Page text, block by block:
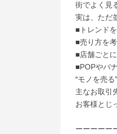
街でよく見
実は、ただ
■トレンド
■売り方を
■店舗ごと
■POPやバ
“モノを売る
主なお取引
お客様とじ
ーーーーー